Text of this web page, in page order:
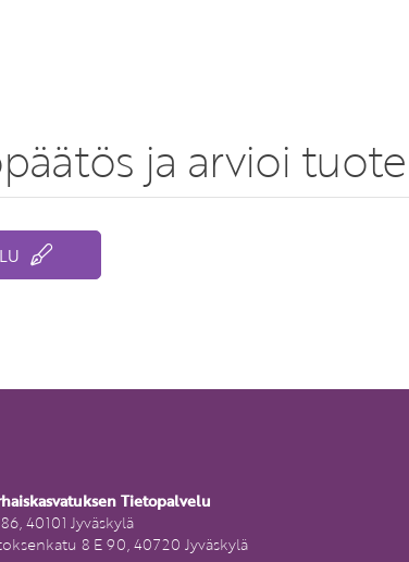
ja arvioi
Tietopalvelu
40101 Jyväskylä
8 E 90, 40720 Jyväskylä